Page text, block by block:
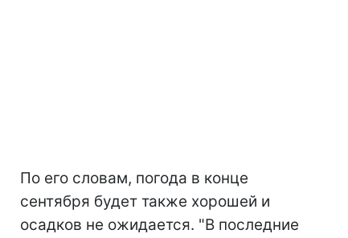
По его словам, погода в конце
сентября будет также хорошей и
осадков не ожидается. "В последние